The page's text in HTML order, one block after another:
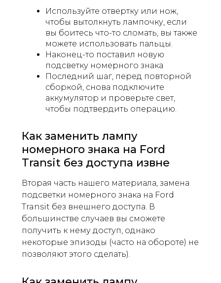
Используйте отвертку или нож,
чтобы вытолкнуть лампочку, если
вы боитесь что-то сломать, вы также
можете использовать пальцы.
Наконец-то поставил новую
подсветку номерного знака
Последний шаг, перед повторной
сборкой, снова подключите
аккумулятор и проверьте свет,
чтобы подтвердить операцию.
Как заменить лампу
номерного знака на Ford
Transit без доступа извне
Вторая часть нашего материала, замена
подсветки номерного знака на Ford
Transit без внешнего доступа. В
большинстве случаев вы сможете
получить к нему доступ, однако
некоторые эпизоды (часто на обороте) не
позволяют этого сделать).